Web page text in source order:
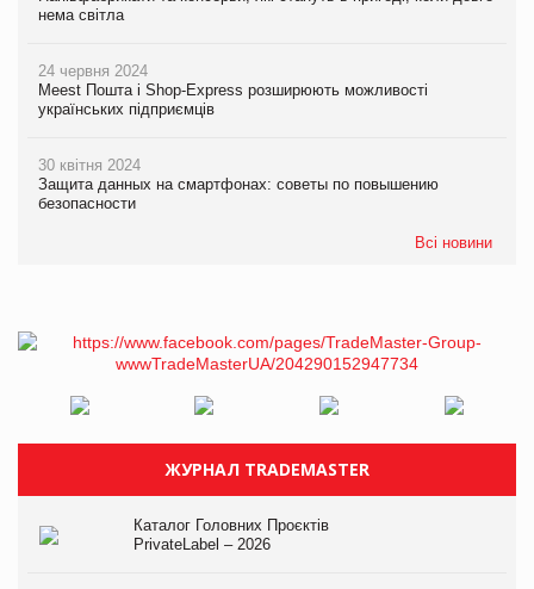
нема світла
24 червня 2024
Meest Пошта і Shop-Express розширюють можливості
українських підприємців
30 квітня 2024
Защита данных на смартфонах: советы по повышению
безопасности
Всі новини
ЖУРНАЛ TRADEMASTER
Каталог Головних Проєктів
PrivateLabel – 2026